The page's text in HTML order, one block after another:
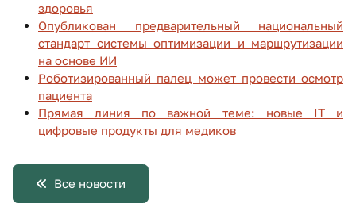
здоровья
Опубликован предварительный национальный
стандарт системы оптимизации и маршрутизации
на основе ИИ
Роботизированный палец может провести осмотр
пациента
Прямая линия по важной теме: новые IT и
цифровые продукты для медиков
Все новости